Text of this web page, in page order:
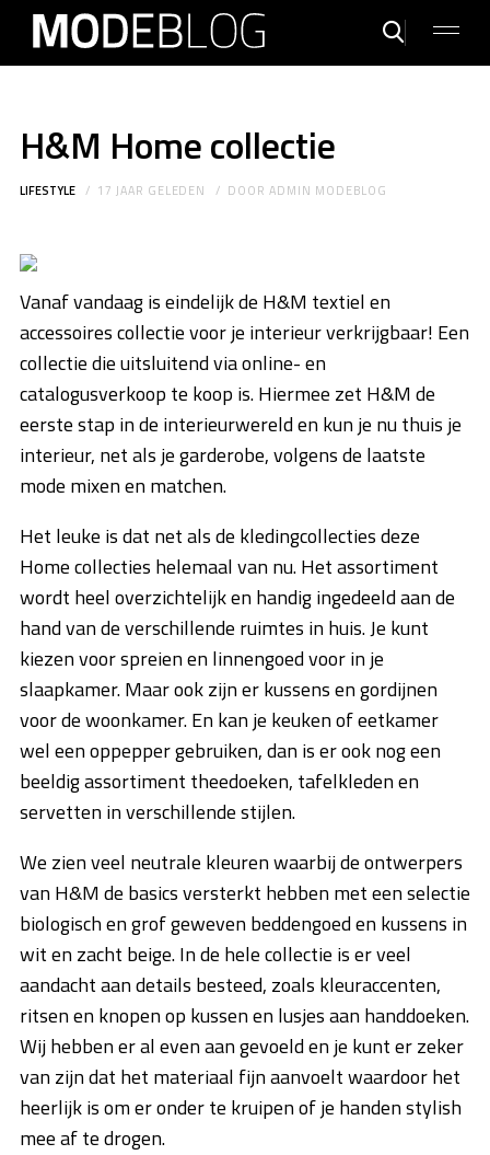
H&M Home collectie
LIFESTYLE 17 JAAR GELEDEN DOORADMIN MODEBLOG
Vanaf vandaag is eindelijk de H&M textiel en
accessoires collectie voor je interieur verkrijgbaar! Een
collectie die uitsluitend via online- en
catalogusverkoop te koop is. Hiermee zet H&M de
eerste stap in de interieurwereld en kun je nu thuis je
interieur, net als je garderobe, volgens de laatste
mode mixen en matchen.
Het leuke is dat net als de kledingcollecties deze
Home collecties helemaal van nu. Het assortiment
wordt heel overzichtelijk en handig ingedeeld aan de
hand van de verschillende ruimtes in huis. Je kunt
kiezen voor spreien en linnengoed voor in je
slaapkamer. Maar ook zijn er kussens en gordijnen
voor de woonkamer. En kan je keuken of eetkamer
wel een oppepper gebruiken, dan is er ook nog een
beeldig assortiment theedoeken, tafelkleden en
servetten in verschillende stijlen.
We zien veel neutrale kleuren waarbij de ontwerpers
van H&M de basics versterkt hebben met een selectie
biologisch en grof geweven beddengoed en kussens in
wit en zacht beige. In de hele collectie is er veel
aandacht aan details besteed, zoals kleuraccenten,
ritsen en knopen op kussen en lusjes aan handdoeken.
Wij hebben er al even aan gevoeld en je kunt er zeker
van zijn dat het materiaal fijn aanvoelt waardoor het
heerlijk is om er onder te kruipen of je handen stylish
mee af te drogen.